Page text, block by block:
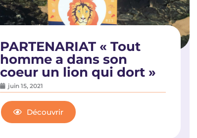
PARTENARIAT « Tout
homme a dans son
coeur un lion qui dort »
juin 15, 2021
Découvrir